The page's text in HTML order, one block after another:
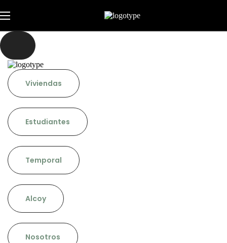
Viviendas
Estudiantes
Temporal
Alcoy
Nosotros